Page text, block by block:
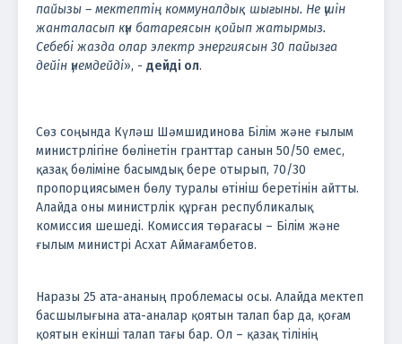
пайызы – мектептің коммуналдық шығыны. Не үшін
жанталасып күн батареясын қойып жатырмыз.
Себебі жазда олар электр энергиясын 30 пайызға
дейін үнемдейді», - дейді ол.
Сөз соңында Күләш Шәмшидинова Білім және ғылым
министрлігіне бөлінетін гранттар санын 50/50 емес,
қазақ бөліміне басымдық бере отырып, 70/30
пропорциясымен бөлу туралы өтініш беретінін айтты.
Алайда оны министрлік құрған республикалық
комиссия шешеді. Комиссия төрағасы – Білім және
ғылым министрі Асхат Аймағамбетов.
Наразы 25 ата-ананың проблемасы осы. Алайда мектеп
басшылығына ата-аналар қоятын талап бар да, қоғам
қоятын екінші талап тағы бар. Ол – қазақ тілінің